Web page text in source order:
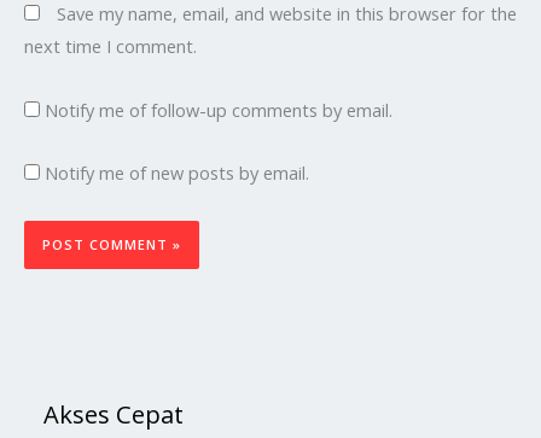
Save my name, email, and website in this browser for the
next time I comment.
Notify me of follow-up comments by email.
Notify me of new posts by email.
Akses Cepat